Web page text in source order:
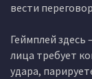
вести
Геймплей здесь
лица требует
удара,